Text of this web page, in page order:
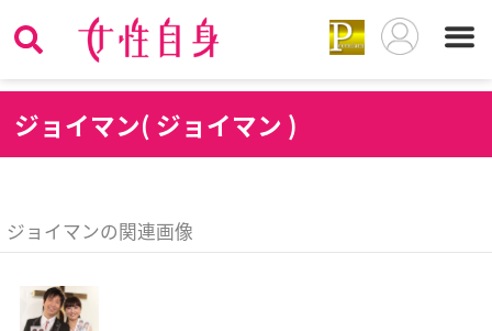
ジョイマン( ジョイマン )
ジョイマンの関連画像